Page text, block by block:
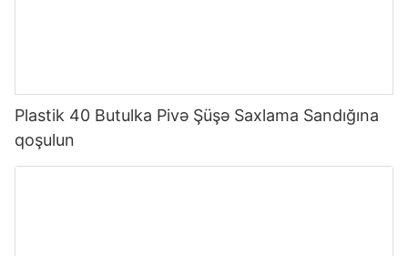
Plastik 40 Butulka Pivə Şüşə Saxlama Sandığına
qoşulun